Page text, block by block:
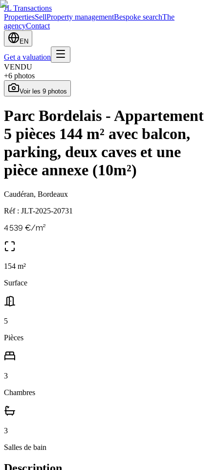
JL Transactions
PropertiesSellProperty managementBespoke searchThe
agencyContact
EN
Get a valuation
VENDU
+6 photos
Voir les 9 photos
Parc Bordelais - Appartement
5 pièces 144 m² avec balcon,
parking, deux caves et une
pièce annexe (10m²)
Caudéran, Bordeaux
Réf : JLT-2025-20731
4 539 €/m²
154 m²
Surface
5
Pièces
3
Chambres
3
Salles de bain